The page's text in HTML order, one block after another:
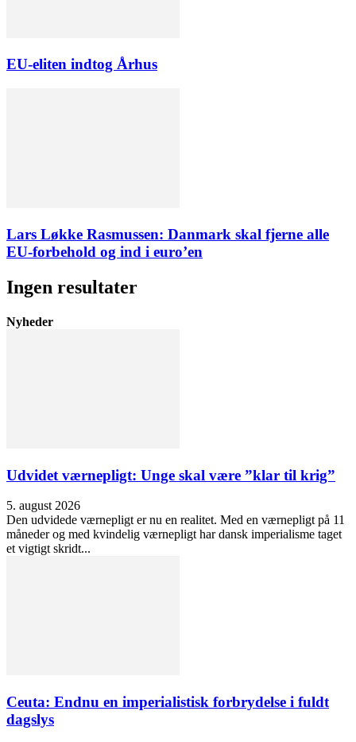
EU-eliten indtog Århus
Lars Løkke Rasmussen: Danmark skal fjerne alle
EU-forbehold og ind i euro’en
Ingen resultater
Nyheder
Udvidet værnepligt: Unge skal være ”klar til krig”
5. august 2026
Den udvidede værnepligt er nu en realitet. Med en værnepligt på 11
måneder og med kvindelig værnepligt har dansk imperialisme taget
et vigtigt skridt...
Ceuta: Endnu en imperialistisk forbrydelse i fuldt
dagslys